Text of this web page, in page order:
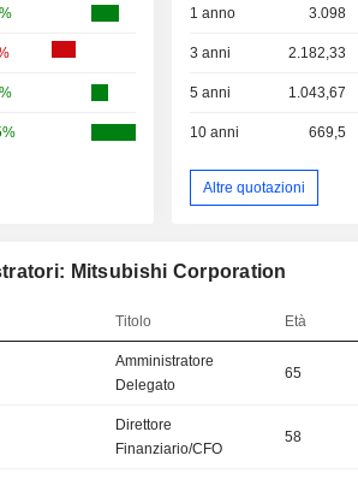
1 anno 3.098
3 anni 2.182,33
5 anni 1.043,67
10 anni 669,5
Altre quotazioni
Mitsubishi Corporation
Titolo Età
Amministratore
Delegato
65
Direttore
Finanziario/CFO
58